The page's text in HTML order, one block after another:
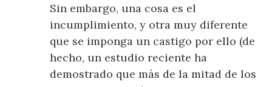
Sin embargo, una cosa es el
incumplimiento, y otra muy diferente
que se imponga un castigo por ello (de
hecho, un estudio reciente ha
demostrado que más de la mitad de los